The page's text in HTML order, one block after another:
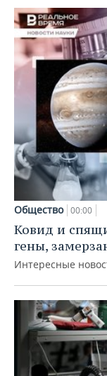
Общество 00:00
Ковид и
гены,
Интересные